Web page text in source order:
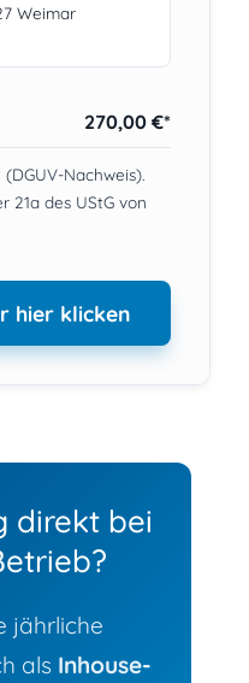
Weimar
270,00 €*
Nachweis).
21a des UStG von
hier klicken
direkt bei
jährliche
als Inhouse-